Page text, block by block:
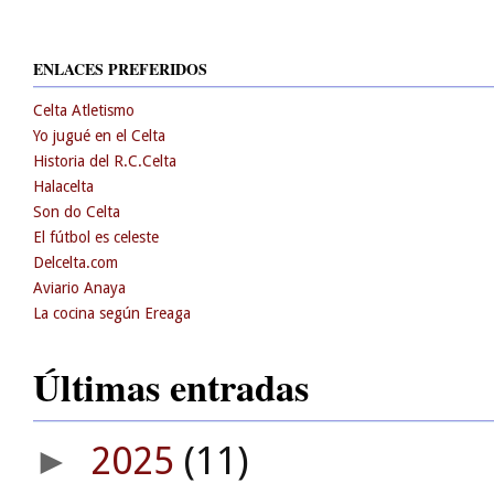
ENLACES PREFERIDOS
Celta Atletismo
Yo jugué en el Celta
Historia del R.C.Celta
Halacelta
Son do Celta
El fútbol es celeste
Delcelta.com
Aviario Anaya
La cocina según Ereaga
Últimas entradas
► 2025 (11)